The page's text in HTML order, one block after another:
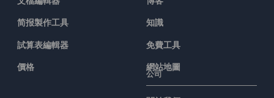
简报製作工具
試算表編輯器
價格
知識
免費工具
網站地圖
公司